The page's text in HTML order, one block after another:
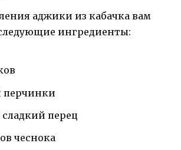
аджики из кабачка вам
ингредиенты:
перчинки
перец
чеснока